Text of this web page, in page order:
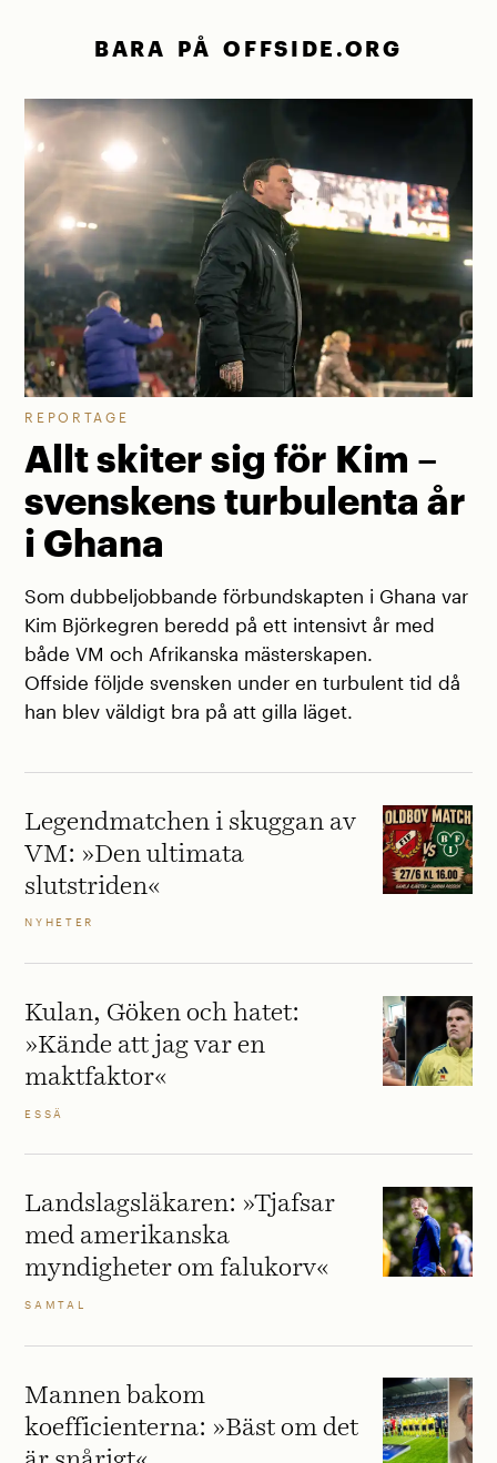
BARA PÅ OFFSIDE.ORG
REPORTAGE
Allt skiter sig för Kim –
svenskens turbulenta år
i Ghana
Som dubbeljobbande förbundskapten i Ghana var
Kim Björkegren beredd på ett intensivt år med
både VM och Afrikanska mästerskapen.
Offside följde svensken under en turbulent tid då
han blev väldigt bra på att gilla läget.
Legendmatchen i skuggan av
VM: »Den ultimata
slutstriden«
NYHETER
Kulan, Göken och hatet:
»Kände att jag var en
maktfaktor«
ESSÄ
Landslagsläkaren: »Tjafsar
med amerikanska
myndigheter om falukorv«
SAMTAL
Mannen bakom
koefficienterna: »Bäst om det